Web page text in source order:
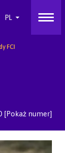
FCI
[Pokaż numer]